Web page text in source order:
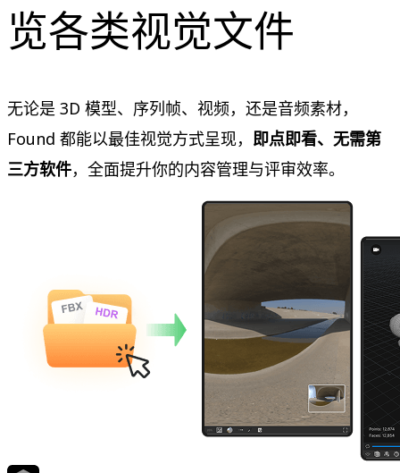
览各类视觉文件
无论是 3D 模型、序列帧、视频，还是音频素材，
Found 都能以最佳视觉方式呈现， 即点即看、无需第
三方软件，全面提升你的内容管理与评审效率。